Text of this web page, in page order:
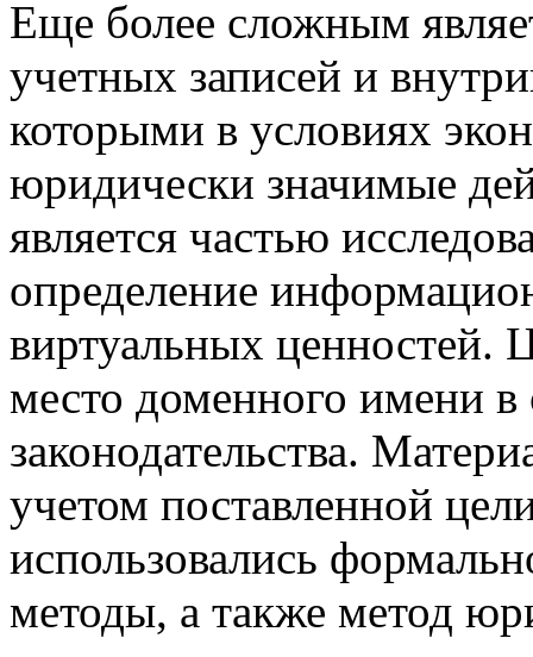
Еще более сложным
учетных записей и
которыми в условиях
юридически значимые
является частью
определение
виртуальных ценностей.
место доменного имени
законодательства.
учетом поставленной
использовались
методы, а также метод